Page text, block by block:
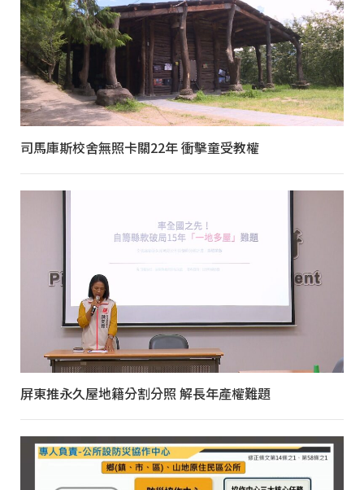
司馬庫斯校舍無照卡關22年 衝擊童受教權
屏東推永久屋地籍分割分照 解長年產權難題